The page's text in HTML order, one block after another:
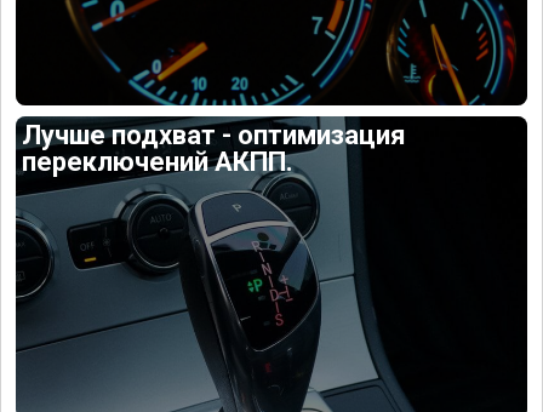
Лучше подхват - оптимизация
переключений АКПП.